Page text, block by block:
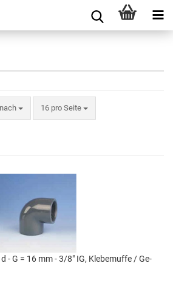
16 pro Seite
d - G = 16 mm - 3/8" IG, Kle­be­muf­fe / Ge­